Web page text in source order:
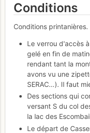
Conditions
Conditions printanières.
Le verrou d'accès
gelé en fin de
rendant tant la
avons vu une
SERAC…). Il faut
Des sections qui
versant S du col
la lac des
Le départ de